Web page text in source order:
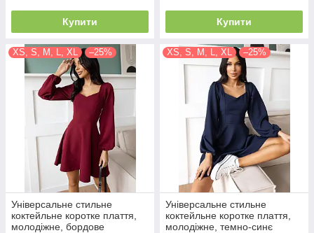
Купити Купити
XS, S, M, L, XL –25%
Універсальне стильне
коктейльне коротке плаття,
молодіжне, бордове
XS, S, M, L, XL –25%
Універсальне стильне
коктейльне коротке плаття,
молодіжне, темно-синє